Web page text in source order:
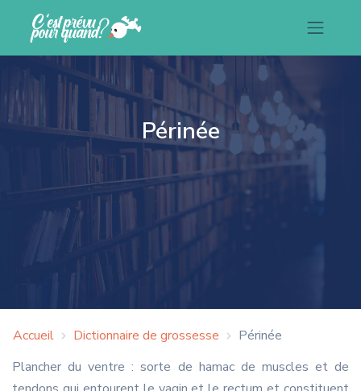
Périnée
Accueil Dictionnaire de grossesse
Périnée
Plancher du ventre : sorte de hamac de muscles et de